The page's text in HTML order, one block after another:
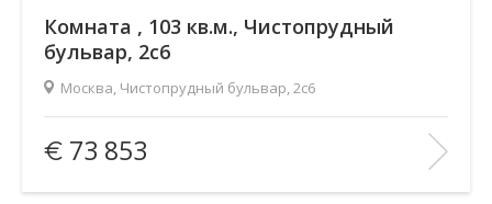
Комната , 103 кв.м., Чистопрудный
бульвар, 2с6
Москва, Чистопрудный бульвар, 2с6
Площадь(общ. /жил. /кухня), м2:
103/99/18
Количество комнат:
1
Этаж:
2/2
73 853